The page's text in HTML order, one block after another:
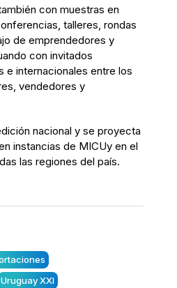
con muestras en
talleres, rondas
de emprendedores y
con invitados
e internacionales entre los
vendedores y
nacional y se proyecta
instancias de MICUy en el
las regiones del país.
Uruguay XXI